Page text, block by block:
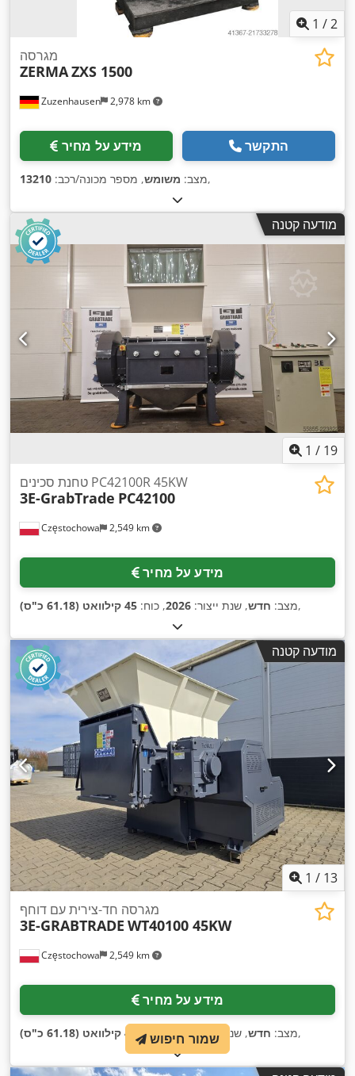
1 /2
Zuzenhausen 2,978 km
מגרסה
ZERMAZXS 1500
מידע על מחיר התקשר
מצב: משומש, מספר מכונה/רכב: 13210 ,
מודעה קטנה
1 / 19
Częstochowa 2,549 km
טחנת סכינים PC42100R 45KW
3E-GrabTrade PC42100
מידע על מחיר
מצב: חדש, שנת ייצור: 2026, כוח: 45 קילוואט (61.18 כ"ס) ,
מודעה קטנה
1 / 13
Częstochowa 2,549 km
מגרסה חד-צירית עם דוחף
3E-GRABTRADE WT40100 45KW
מידע על מחיר
מצב: חדש, שנת ייצור:2026, כוח: 45 קילוואט (61.18 כ"ס) , שמור חיפוש